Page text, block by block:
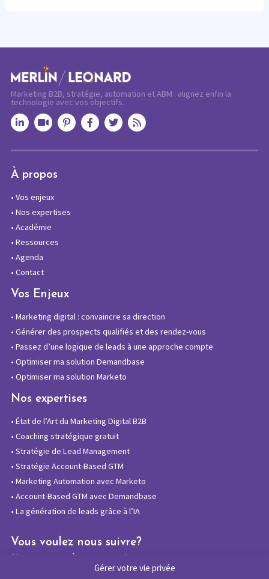
Gérer votre vie privée
Marketing B2B, stratégie, automation et ABM : alignez enfin la
technologie avec vos objectifs.
À propos
• Vos enjeux
• Nos expertises
• Académie
• Ressources
• Agenda
• Contact
Vos Enjeux
• Marketing digital : convaincre sa direction
• Générer des prospects qualifiés et des rendez-vous
• Passez d’une logique de leads à une approche compte
• Optimiser ma solution Demandbase
• Optimiser ma solution Marketo
Nos expertises
• État de l’Art du Marketing Digital B2B
• Coaching stratégique gratuit
• Stratégie de Lead Management
• Stratégie Account-Based GTM
• Marketing Automation avec Marketo
• Account-Based GTM avec Demandbase
• La génération de leads grâce à l’IA
Vous voulez nous suivre?
Abonnez-vous à notre newsletter